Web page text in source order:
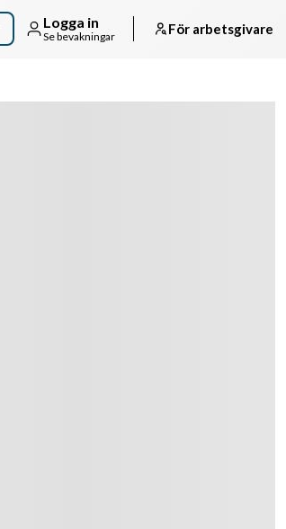
Logga in
Se bevakningar För arbetsgivare